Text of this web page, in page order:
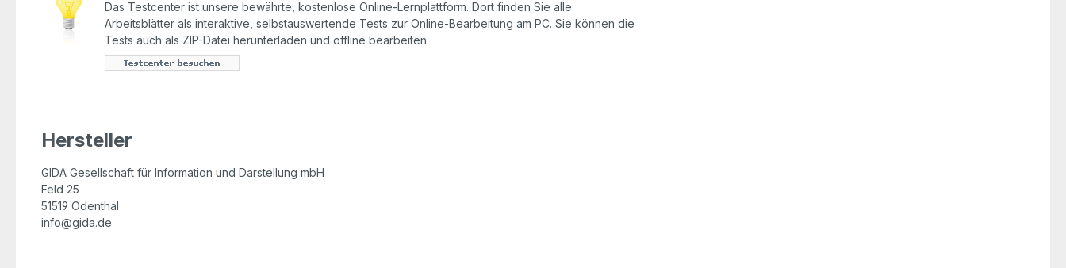
Das Testcenter ist unsere bewährte, kostenlose Online-Lernplattform. Dort finden Sie alle
Arbeitsblätter als interaktive, selbstauswertende Tests zur Online-Bearbeitung am PC. Sie können die
Tests auch als ZIP-Datei herunterladen und offline bearbeiten.
Hersteller
GIDA Gesellschaft für Information und Darstellung mbH
Feld 25
51519 Odenthal
info@gida.de